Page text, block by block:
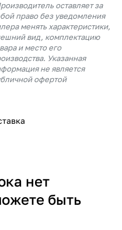
оставляет за
право без уведомления
менять характеристики,
вид, комплектацию
и место его
Указанная
не является
офертой
нет
быть
карты